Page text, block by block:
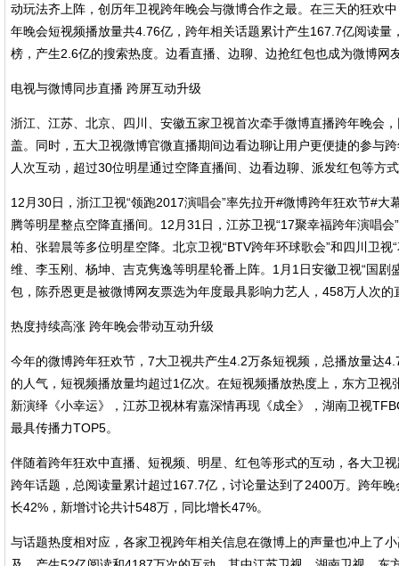
动玩法齐上阵，创历年卫视跨年晚会与微博合作之最。在三天的狂欢
年晚会短视频播放量共4.76亿，跨年相关话题累计产生167.7亿阅读
榜，产生2.6亿的搜索热度。边看直播、边聊、边抢红包也成为微博网
电视与微博同步直播 跨屏互动升级
浙江、江苏、北京、四川、安徽五家卫视首次牵手微博直播跨年晚会
盖。同时，五大卫视微博官微直播期间边看边聊让用户更便捷的参与
人次互动，超过30位明星通过空降直播间、边看边聊、派发红包等方
12月30日，浙江卫视“领跑2017演唱会”率先拉开#微博跨年狂欢节#
腾等明星整点空降直播间。12月31日，江苏卫视“17聚幸福跨年演唱
柏、张碧晨等多位明星空降。北京卫视“BTV跨年环球歌会”和四川卫
维、李玉刚、杨坤、吉克隽逸等明星轮番上阵。1月1日安徽卫视“国
包，陈乔恩更是被微博网友票选为年度最具影响力艺人，458万人次
热度持续高涨 跨年晚会带动互动升级
今年的微博跨年狂欢节，7大卫视共产生4.2万条短视频，总播放量达
的人气，短视频播放量均超过1亿次。在短视频播放热度上，东方卫
新演绎《小幸运》，江苏卫视林宥嘉深情再现《成全》，湖南卫视
最具传播力TOP5。
伴随着跨年狂欢中直播、短视频、明星、红包等形式的互动，各大卫
跨年话题，总阅读量累计超过167.7亿，讨论量达到了2400万。跨年
长42%，新增讨论共计548万，同比增长47%。
与话题热度相对应，各家卫视跨年相关信息在微博上的声量也冲上了